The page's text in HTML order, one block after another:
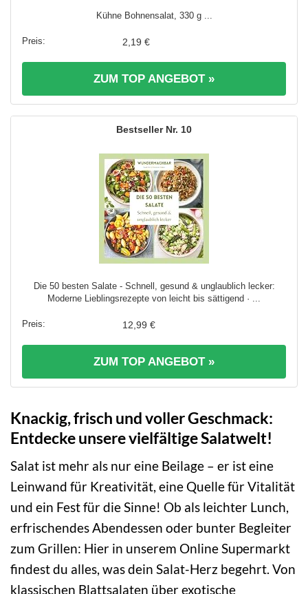
Kühne Bohnensalat, 330 g ...
2,19 €
ZUM TOP ANGEBOT »
10
Die 50 besten Salate - Schnell, gesund & unglaublich lecker:
Moderne Lieblingsrezepte von leicht bis sättigend · ...
12,99 €
ZUM TOP ANGEBOT »
Knackig, frisch und voller Geschmack:
Entdecke unsere vielfältige Salatwelt!
Salat ist mehr als nur eine Beilage – er ist eine
Leinwand für Kreativität, eine Quelle für Vitalität
und ein Fest für die Sinne! Ob als leichter Lunch,
erfrischendes Abendessen oder bunter Begleiter
zum Grillen: Hier in unserem Online Supermarkt
findest du alles, was dein Salat-Herz begehrt. Von
klassischen Blattsalaten über exotische